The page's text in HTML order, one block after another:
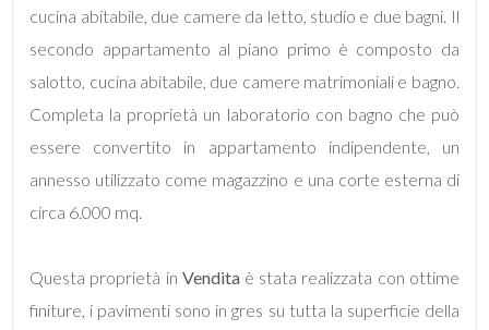
cucina abitabile, due camere da letto, studio e due bagni. Il
secondo appartamento al piano primo è composto da
salotto, cucina abitabile, due camere matrimoniali e bagno.
Completa la proprietà un laboratorio con bagno che può
essere convertito in appartamento indipendente, un
annesso utilizzato come magazzino e una corte esterna di
circa 6.000 mq.
Questa proprietà in Venditaè stata realizzata con ottime
finiture, i pavimenti sono in gres su tutta la superficie della
2
3
4